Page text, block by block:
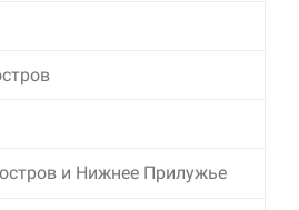
и Нижнее Прилужье